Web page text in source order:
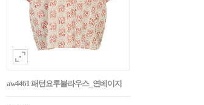
aw4461 패턴요루블라우스_연베이지